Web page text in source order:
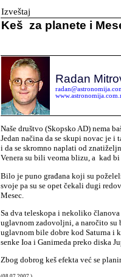
Izveštaj
Keš za planete i
Radan
Naše društvo (Skopsko AD) nema
Jedan načina da se skupi novac je
i da se skromno naplati od
Venera su bili veoma blizu, a kad
Bilo je puno građana koji su
svoje pa su se opet čekali dugi
Mesec.
Sa dva teleskopa i nekoliko
uglavnom zadovoljni, a naročito
uglavnom bile dobre kod Saturna i
senke Ioa i Ganimeda preko diska
Zbog dobrog keš efekta već se